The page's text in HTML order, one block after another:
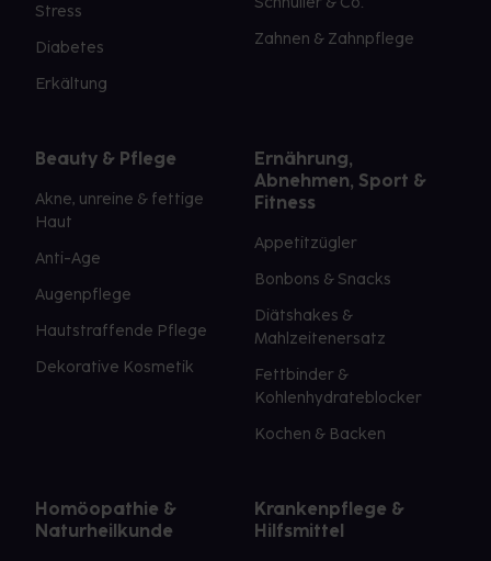
Stress
Diabetes
Erkältung
Zahnen & Zahnpflege
Beauty & Pflege
Akne, unreine & fettige
Haut
Anti-Age
Augenpflege
Hautstraffende Pflege
Dekorative Kosmetik
Ernährung,
Abnehmen, Sport &
Fitness
Appetitzügler
Bonbons & Snacks
Diätshakes &
Mahlzeitenersatz
Fettbinder &
Kohlenhydrateblocker
Kochen & Backen
Homöopathie &
Naturheilkunde
Krankenpflege &
Hilfsmittel